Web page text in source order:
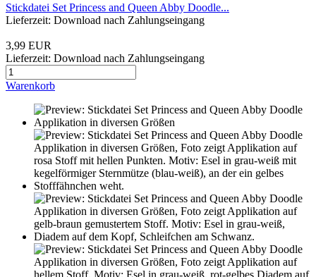
Stickdatei Set Princess and Queen Abby Doodle...
Lieferzeit: Download nach Zahlungseingang
3,99 EUR
Lieferzeit: Download nach Zahlungseingang
Warenkorb